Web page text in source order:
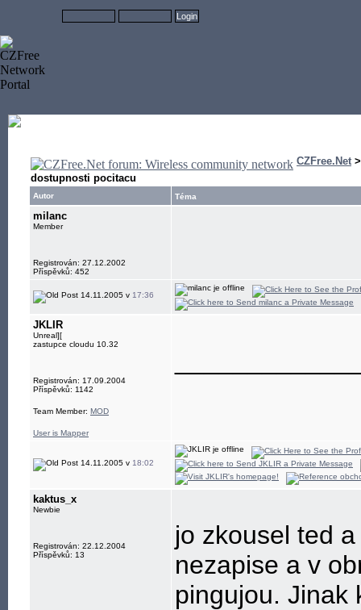
CZFree.Net
dostupnosti pocitacu
Autor Téma
milanc
Member
Registrován: 27.12.2002
Příspěvků: 452
14.11.2005 v 17:36
JKLIR
Unreal][
zastupce cloudu 10.32
Registrován: 17.09.2004
Příspěvků: 1142
Team Member: MOD
User is Mapper
14.11.2005 v 18:02
kaktus_x
Newbie
Registrován: 22.12.2004
Příspěvků: 13
jo zkousel ted
nezapise a v
pingujou. Jinak